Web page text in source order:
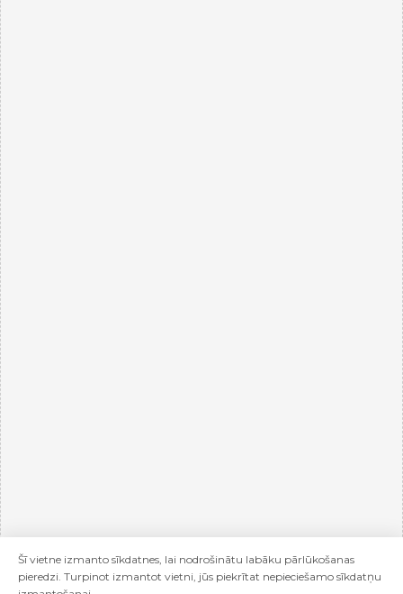
Šī vietne izmanto sīkdatnes, lai nodrošinātu labāku pārlūkošanas
pieredzi. Turpinot izmantot vietni, jūs piekrītat nepieciešamo sīkdatņu